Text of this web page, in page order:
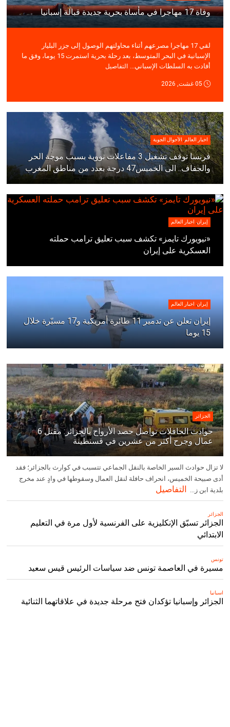
وفاة 17 مهاجرا في مأساة بحرية جديدة قبالة إسبانيا
لقي 17 مهاجرا مصرعهم أثناء محاولتهم الوصول إلى جزر البليار
الإسبانية في البحر المتوسط، بعد رحلة بحرية استمرت 15 يوما، وفق ما
أفادت به السلطات الإسباني...
التفاصيل
05 غشت, 2026
اخبار العالم الأحوال الجوية
فرنسا توقف تشغيل 3 مفاعلات نووية بسبب موجة الحر
والجفاف.. الى الخميس47 درجة بعدد من مناطق المغرب
إيران اخبار العالم
«نيويورك تايمز» تكشف سبب تعليق ترامب حملته
العسكرية على إيران
إيران اخبار العالم
إيران تعلن عن تدمير 11 طائرة أمريكية و17 مسيّرة خلال
15 يوما
الجزائر
حوادث الحافلات تواصل حصد الأرواح بالجزائر: مقتل 6
عمال وجرح أكثر من عشرين في قسنطينة
لا تزال حوادث السير الخاصة بالنقل الجماعي تتسبب في كوارث بالجزائر؛ فقد
أدى صبيحة الخميس، انحراف حافلة لنقل العمال وسقوطها في وادٍ عند مخرج
بلدية ابن ز...
التفاصيل
الجزائر
الجزائر تسبّق الإنكليزية على الفرنسية لأول مرة في التعليم
الابتدائي
تونس
مسيرة في العاصمة تونس ضد سياسات الرئيس قيس سعيد
اسبانيا
الجزائر وإسبانيا تؤكدان فتح مرحلة جديدة في علاقاتهما الثنائية